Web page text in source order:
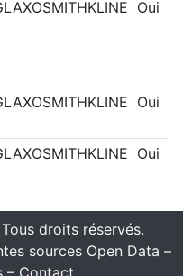
Oui
Oui
Oui
droits réservés.
sources Open Data –
– Contact